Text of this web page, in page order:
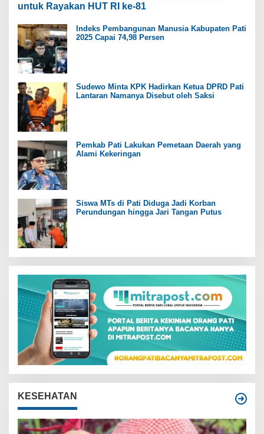
untuk Rayakan HUT RI ke-81
Indeks Pembangunan Manusia Kabupaten Pati
2025 Capai 74,98 Persen
Sudewo Minta KPK Hadirkan Ketua DPRD Pati
Lantaran Namanya Disebut oleh Saksi
Pemkab Pati Lakukan Pemetaan Daerah yang
Alami Kekeringan
Siswa MTs di Pati Diduga Jadi Korban
Perundungan hingga Jari Tangan Putus
KESEHATAN